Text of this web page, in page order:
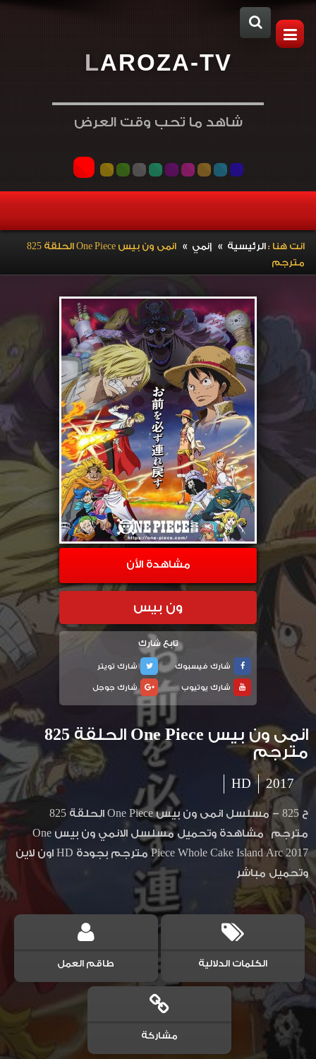
LAROZA-TV
شاهد ما تحب وقت العرض
انت هنا :الرئيسية » إنمي »
انمى ون بيس One Piece الحلقة 825
مترجم
مشاهدة الأن
ون بيس
تابع شارك
شارك فيسبوك
شارك تويتر
شارك يوتيوب
شارك جوجل
انمى ون بيس One Piece الحلقة 825
مترجم
2017
HD
ح 825 – مسلسل انمى ون بيس One Piece الحلقة 825
مترجم مشاهدة وتحميل مسلسل الانمي ون بيس One
Piece Whole Cake Island Arc 2017 مترجم بجودة HD اون لاين
وتحميل مباشر
الكلمات الدلالية طاقم العمل
مشاركة